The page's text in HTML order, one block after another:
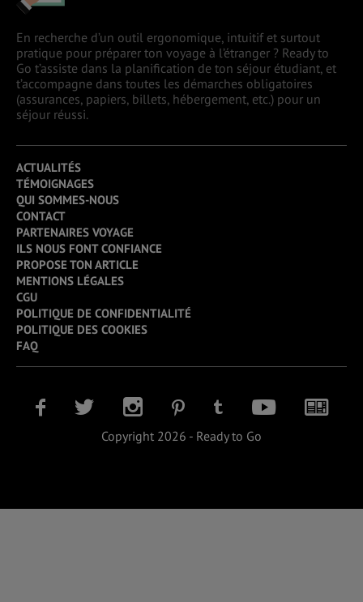
En recherche d’un outil ergonomique, intuitif et surtout
pratique pour préparer ton voyage à l’étranger ? Ready to
Go t’assiste dans la planification de ton séjour étudiant, et
t’accompagne dans toutes les démarches obligatoires
(assurances, papiers, billets, hébergement, etc.) pour un
séjour réussi.
ACTUALITÉS
TÉMOIGNAGES
QUI SOMMES-NOUS
CONTACT
PARTENAIRES VOYAGE
ILS NOUS FONT CONFIANCE
PROPOSE TON ARTICLE
MENTIONS LÉGALES
CGU
POLITIQUE DE CONFIDENTIALITÉ
POLITIQUE DES COOKIES
FAQ
Copyright 2026 - Ready to Go